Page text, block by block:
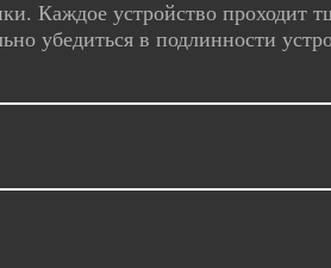
Каждое устройство проходит
убедиться в подлинности